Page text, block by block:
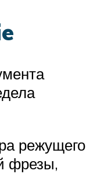
режущего
фрезы,